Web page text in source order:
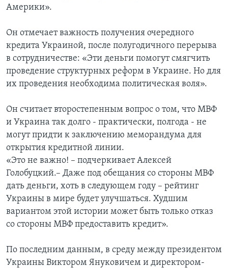
Америки».
Он отмечает важность получения очередного
кредита Украиной, после полугодичного перерыва
в сотрудничестве: «Эти деньги помогут смягчить
проведение структурных реформ в Украине. Но для
их проведения необходима политическая воля».
Он считает второстепенным вопрос о том, что МВФ
и Украина так долго - практически, полгода - не
могут придти к заключению меморандума для
открытия кредитной линии.
«Это не важно! – подчеркивает Алексей
Голобуцкий.– Даже под обещания со стороны МВФ
дать деньги, хоть в следующем году – рейтинг
Украины в мире будет улучшаться. Худшим
вариантом этой истории может быть только отказ
со стороны МВФ предоставить кредит».
По последним данным, в среду между президентом
Украины Виктором Януковичем и директором-